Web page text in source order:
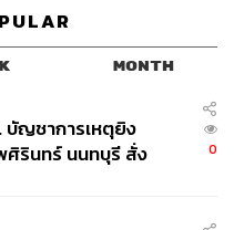
MONTH
บัญชาการเหตุยิง
ศิรินทร์ นนทบุรี สั่ง
0